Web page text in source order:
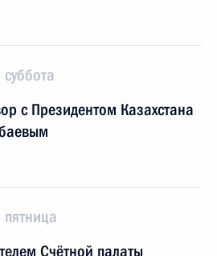
с Президентом Казахстана
Счётной палаты